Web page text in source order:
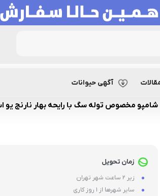
آگهی حیوانات
شامپو مخصوص توله سگ با رایحه بهار نارنج
زمان تحویل
زیر 2 ساعت شهر تهران
سایر شهرها از 1 روز کاری